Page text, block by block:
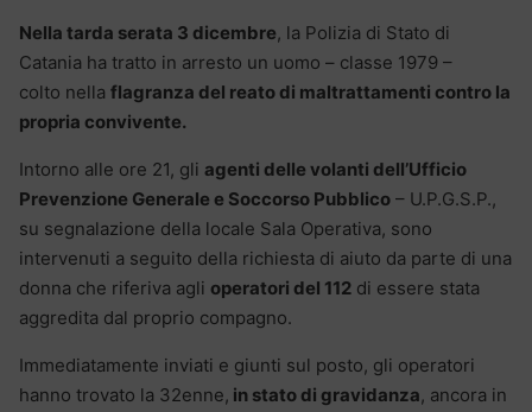
Nella tarda serata 3 dicembre, la Polizia di Stato di
Catania ha tratto in arresto un uomo – classe 1979 –
colto nella flagranza del reato di maltrattamenti contro la
propria convivente.
Intorno alle ore 21, gli agenti delle volanti dell’Ufficio
Prevenzione Generale e Soccorso Pubblico – U.P.G.S.P.,
su segnalazione della locale Sala Operativa, sono
intervenuti a seguito della richiesta di aiuto da parte di una
donna che riferiva agli operatori del 112 di essere stata
aggredita dal proprio compagno.
Immediatamente inviati e giunti sul posto, gli operatori
hanno trovato la 32enne, in stato di gravidanza, ancora in